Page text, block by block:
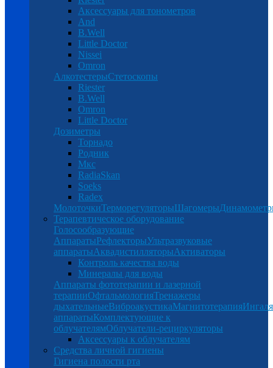
Аксессуары для тонометров
And
B.Well
Little Doctor
Nissei
Omron
АлкотестерыСтетоскопы
Riester
B.Well
Omron
Little Doctor
Дозиметры
Торнадо
Родник
Мкс
RadiaSkan
Soeks
Radex
МолоточкиТерморегуляторыШагомеры
Терапевтическое оборудование
Голосообразующие
АппаратыРефлекторыУльтразвуковые
аппаратыАквадистилляторыАктиваторы
Контроль качества воды
Минералы для воды
Аппараты фототерапии и лазерной
терапииОфтальмологияТренажеры
дыхательныеВиброакустикаМагнитотерапия
аппаратыКомплектующие к
облучателямОблучатели-рециркуляторы
Аксессуары к облучателям
Средства личной гигиены
Гигиена полости рта